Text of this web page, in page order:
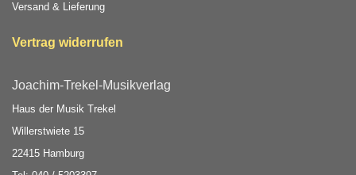
Versand & Lieferung
Vertrag widerrufen
Joachim-Trekel-Musikverlag
Haus der Musik Trekel
Willerstwiete 15
22415 Hamburg